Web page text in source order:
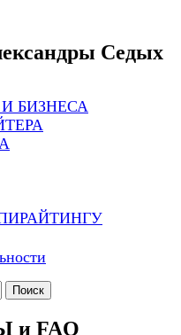
Седых
БИЗНЕСА
и FAQ